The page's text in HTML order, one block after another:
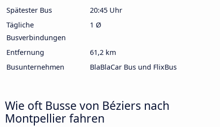
Spätester Bus
20:45 Uhr
Tägliche
Busverbindungen
1 Ø
Entfernung
61,2 km
Busunternehmen
BlaBlaCar Bus und FlixBus
Wie oft Busse von Béziers nach
Montpellier fahren